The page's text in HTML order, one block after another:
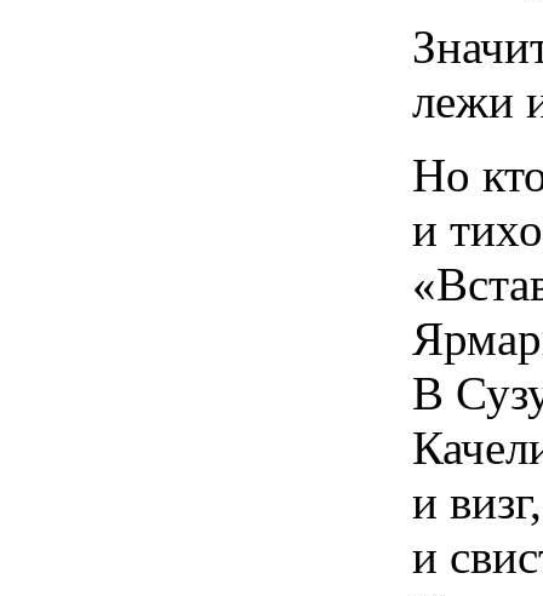
лежи
Но
и
В
и визг,
и